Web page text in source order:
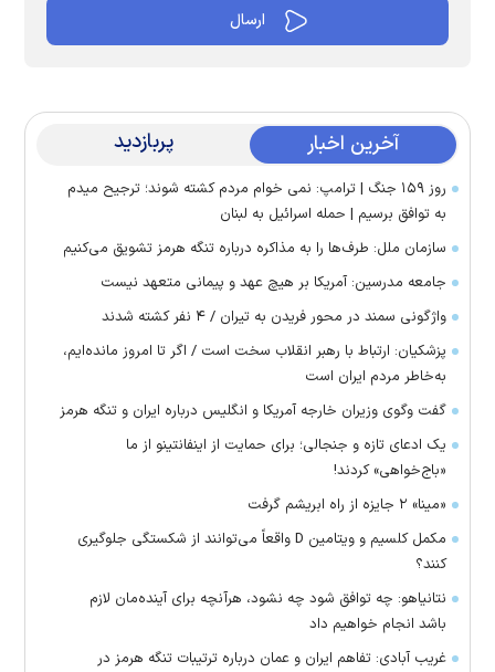
آخرین اخبار پربازدید
روز ۱۵۹ جنگ | ترامپ: نمی خوام مردم کشته شوند؛ ترجیح میدم
به توافق برسیم | حمله اسرائیل به لبنان
سازمان ملل: طرف‌ها را به مذاکره درباره تنگه هرمز تشویق می‌کنیم
جامعه مدرسین: آمریکا بر هیچ عهد و پیمانی متعهد نیست
واژگونی سمند در محور فریدن به تیران / ۴ نفر کشته شدند
پزشکیان: ارتباط با رهبر انقلاب سخت است / اگر تا امروز مانده‌ایم،
به‌خاطر مردم ایران است
گفت وگوی وزیران خارجه آمریکا و انگلیس درباره ایران و تنگه هرمز
یک ادعای تازه و جنجالی؛ برای حمایت از اینفانتینو از ما
«باج‌خواهی» کردند!
«مینا» ۲ جایزه از راه ابریشم گرفت
مکمل کلسیم و ویتامین D واقعاً می‌توانند از شکستگی جلوگیری
کنند؟
نتانیاهو: چه توافق شود چه نشود، هرآنچه برای آینده‌مان لازم
باشد انجام خواهیم داد
غریب آبادی: تفاهم ایران و عمان درباره ترتیبات تنگه هرمز در